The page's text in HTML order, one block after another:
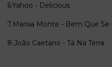
6.Yahoo - Delicious
7.Marisa Monte - Bem Que Se
8.João Caetano - Tá Na Terra